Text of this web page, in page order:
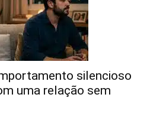
silencioso
uma relação sem